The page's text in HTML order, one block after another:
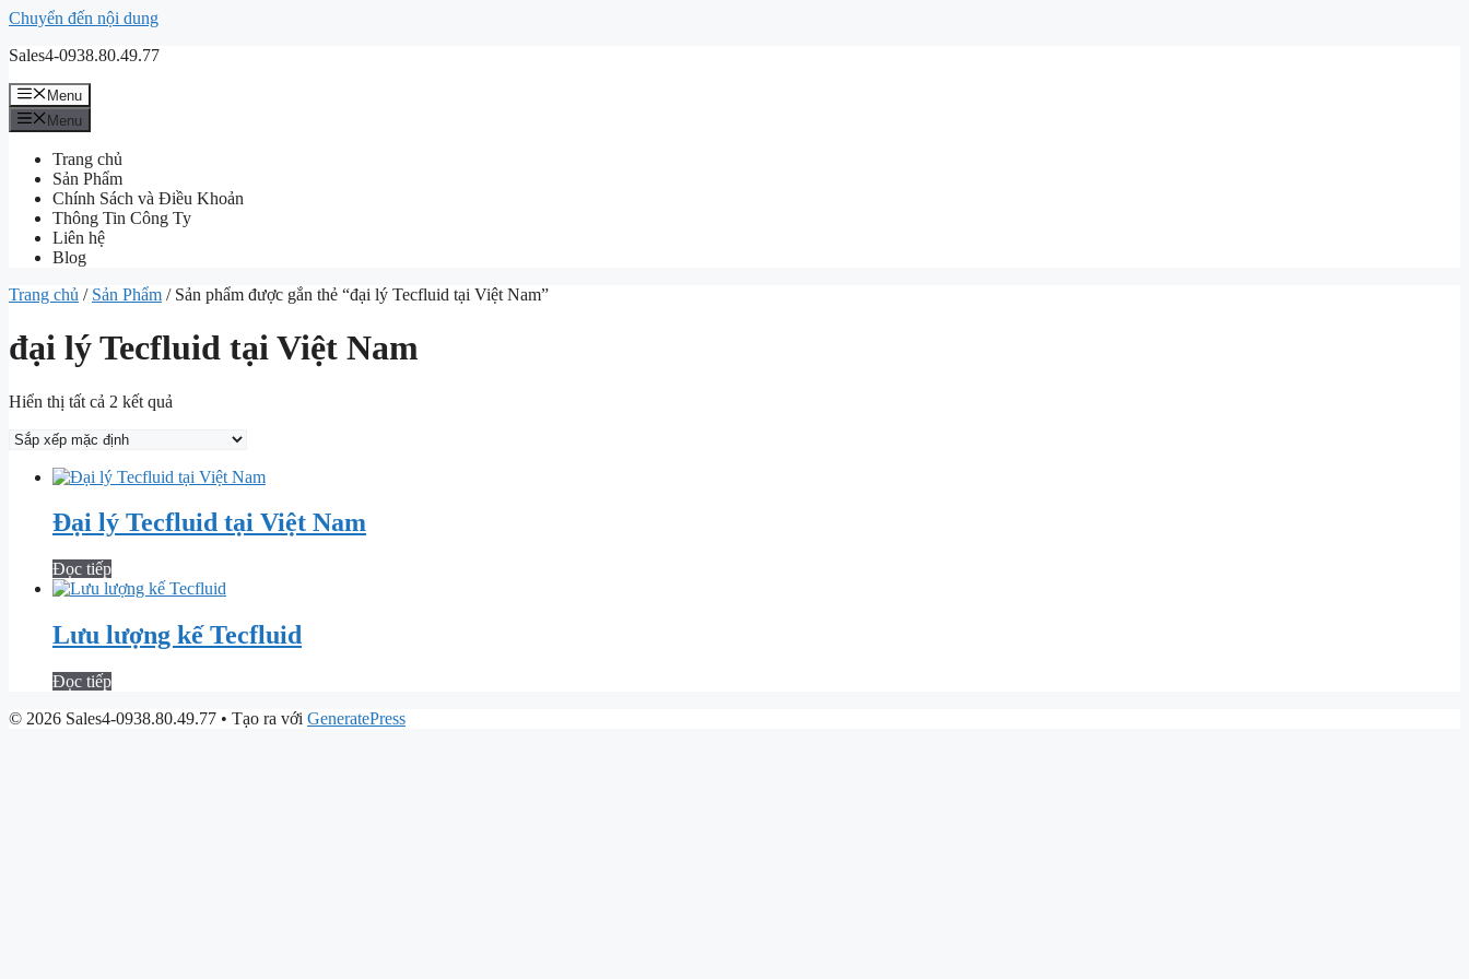
Chuyển đến nội dung
Sales4-0938.80.49.77
Menu
Menu
Trang chủ
Sản Phẩm
Chính Sách và Điều Khoản
Thông Tin Công Ty
Liên hệ
Blog
Trang chủ / Sản Phẩm / Sản phẩm được gắn thẻ “đại lý Tecfluid tại Việt Nam”
đại lý Tecfluid tại Việt Nam
Hiển thị tất cả 2 kết quả
Đại lý Tecfluid tại Việt Nam
Đọc tiếp
Lưu lượng kế Tecfluid
Đọc tiếp
© 2026 Sales4-0938.80.49.77 • Tạo ra với GeneratePress